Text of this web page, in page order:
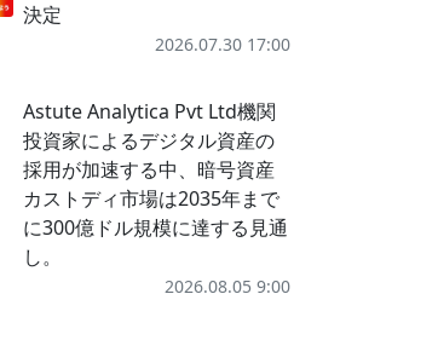
決定
2026.07.30 17:00
Astute Analytica Pvt Ltd機関
投資家によるデジタル資産の
採用が加速する中、暗号資産
カストディ市場は2035年まで
に300億ドル規模に達する見通
し。
2026.08.05 9:00